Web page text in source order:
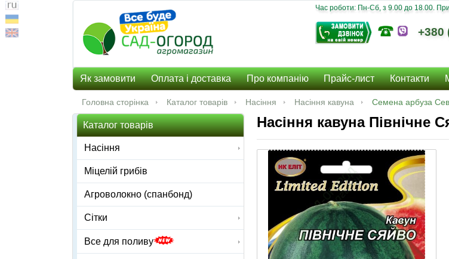
Час роботи: Пн-Сб, з 9.00 до 18.00.
+380
Як замовити Оплата і доставка Про компанію Прайс-лист Контакти
Головна сторінка Каталог товарів Насіння Насіння кавуна Семена арбуза
Насіння кавуна Північне
Каталог товарів
Насіння
Міцелій грибів
Агроволокно (спанбонд)
Сітки
Все для поливу